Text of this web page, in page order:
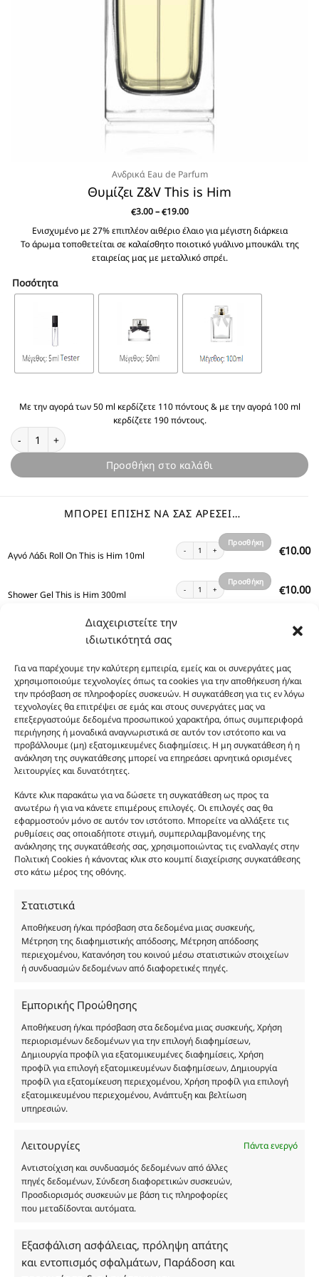
Διαχειριστείτε την
ιδιωτικότητά σας
Για να παρέχουμε την καλύτερη εμπειρία, εμείς και οι συνεργάτες μας
χρησιμοποιούμε τεχνολογίες όπως τα cookies για την αποθήκευση ή/και
την πρόσβαση σε πληροφορίες συσκευών. Η συγκατάθεση για τις εν λόγω
τεχνολογίες θα επιτρέψει σε εμάς και στους συνεργάτες μας να
επεξεργαστούμε δεδομένα προσωπικού χαρακτήρα, όπως συμπεριφορά
περιήγησης ή μοναδικά αναγνωριστικά σε αυτόν τον ιστότοπο και να
προβάλλουμε (μη) εξατομικευμένες διαφημίσεις. Η μη συγκατάθεση ή η
ανάκληση της συγκατάθεσης μπορεί να επηρεάσει αρνητικά ορισμένες
λειτουργίες και δυνατότητες.
Κάντε κλικ παρακάτω για να δώσετε τη συγκατάθεση ως προς τα
ανωτέρω ή για να κάνετε επιμέρους επιλογές. Οι επιλογές σας θα
εφαρμοστούν μόνο σε αυτόν τον ιστότοπο. Μπορείτε να αλλάξετε τις
ρυθμίσεις σας οποιαδήποτε στιγμή, συμπεριλαμβανομένης της
ανάκλησης της συγκατάθεσής σας, χρησιμοποιώντας τις εναλλαγές στην
Πολιτική Cookies ή κάνοντας κλικ στο κουμπί διαχείρισης συγκατάθεσης
στο κάτω μέρος της οθόνης.
Στατιστικά
Αποθήκευση ή/και πρόσβαση στα δεδομένα μιας συσκευής,
Μέτρηση της διαφημιστικής απόδοσης, Μέτρηση απόδοσης
περιεχομένου, Κατανόηση του κοινού μέσω στατιστικών στοιχείων
ή συνδυασμών δεδομένων από διαφορετικές πηγές.
Εμπορικής Προώθησης
Αποθήκευση ή/και πρόσβαση στα δεδομένα μιας συσκευής, Χρήση
περιορισμένων δεδομένων για την επιλογή διαφημίσεων,
Δημιουργία προφίλ για εξατομικευμένες διαφημίσεις, Χρήση
προφίλ για επιλογή εξατομικευμένων διαφημίσεων, Δημιουργία
προφίλ για εξατομίκευση περιεχομένου, Χρήση προφίλ για επιλογή
εξατομικευμένου περιεχομένου, Ανάπτυξη και βελτίωση
υπηρεσιών.
Λειτουργίες
Πάντα ενεργό
Αντιστοίχιση και συνδυασμός δεδομένων από άλλες
πηγές δεδομένων, Σύνδεση διαφορετικών συσκευών,
Προσδιορισμός συσκευών με βάση τις πληροφορίες
που μεταδίδονται αυτόματα.
Εξασφάλιση ασφάλειας, πρόληψη απάτης
και εντοπισμός σφαλμάτων, Παράδοση και
Ανδρικά Eau de Parfum
Θυμίζει Z&V This is Him
€3.00 – €19.00Price
€3.00
through
€19.00
Ενισχυμένο με 27% επιπλέον αιθέριο έλαιο για μέγιστη διάρκεια
Το άρωμα τοποθετείται σε καλαίσθητο ποιοτικό γυάλινο μπουκάλι της
εταιρείας μας με μεταλλικό σπρέι.
Ποσότητα
Με την αγορά των 50 ml κερδίζετε 110 πόντους & με την αγορά 100 ml
κερδίζετε 190 πόντους.
Θυμίζει Z&V This is Him ποσότητα
Προσθήκη στο καλάθι
ΜΠΟΡΕΊ ΕΠΊΣΗΣ ΝΑ ΣΑΣ ΑΡΈΣΕΙ…
Αγνό Λάδι Roll On This is Him 10ml €10.00
Αγνό Λάδι Roll On This is Him 10ml ποσότητα
Προσθήκη
καλάθι
Shower Gel This is Him 300ml €10.00
Shower Gel This is Him 300ml ποσότητα
Προσθήκη
Body Lotion This is Him 200ml 12.00
Body Lotion This is Him 200ml ποσότητα
Body Lotion Gold Shimmer This is Him 200ml €13.00
Body Lotion Gold Shimmer This is Him 200ml
στο
καλάθι
Body Butter This is Him 200ml
Body Butter This is Him 200ml ποσότητα
Προσθήκη
στο
καλάθι
Φύλο:Ανδρικά
Κωδικός προϊόντος :MP272
Νότες:
ΓΛΥΚΑ, ΕΝΤΟΝΑ, ΞΥΛΩΔΗ
Εποχές:ΦΘΙΝΟΠΩΡΟ, ΧΕΙΜΩΝΑΣ
Αρωματική Νότα:BALSAMIC, FRESH SPICY, WOODY
Συστατικά:Alcohol Denat, Aqua, PEG-40 Hydrogenated Castor Oil, Parfum,
Benzyl Alcohol, Benzyl Benzoate, Benzyl Salicylate, Cinnamal, Cinnamyl
Alcohol, Citronellol, Coumarin, Evernia Furfuracea Extract, Evernia
Prunastri Extract, Eugenol, Geraniol, Hydroxycitronellal, Isoeugenol,
Limonene, Linalool, CI 19140
Οι φωτογραφίες των προϊόντων είναι ενδεικτικές
και δεν είναι προς πώληση το εικονιζόμενο προϊόν.
Σκοπός τους είναι η διευκόλυνση της επιλογής σας.
Σε καμία περίπτωση δεν αντιστοιχούν στα
αυθεντικά αρώματα και δεν ανταποκρίνονται στην
πραγματικότητα. Πρόθεση της επιχείρησης μας δεν
είναι η παραπλάνηση και η εξαπάτηση του
καταναλωτή. Όλα μας τα προϊόντα είναι τύπου, σε
αντίστοιχα αυθεντικά γνωστών οίκων. Οι
ονομασίες, οι εικόνες και τα σήματα των
προϊόντων αποτελούν αναφαίρετη και
κατοχυρωμένη εμπορικά ιδιοκτησία των
Δημιουργών-Οίκων. Οι εικόνες ενδέχεται να
Με επιφύλαξη κάθε νόμιμου δικαιώματος.